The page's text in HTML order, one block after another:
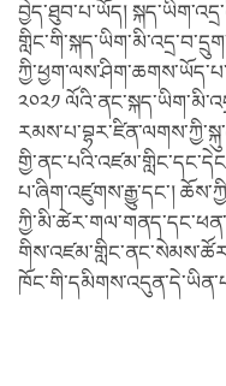
བྱེད་ཐུབ་པ་ཡོད།
༢༠༢༡
པ་ཞིག་འཛུགས་རྒྱུ་དང་།